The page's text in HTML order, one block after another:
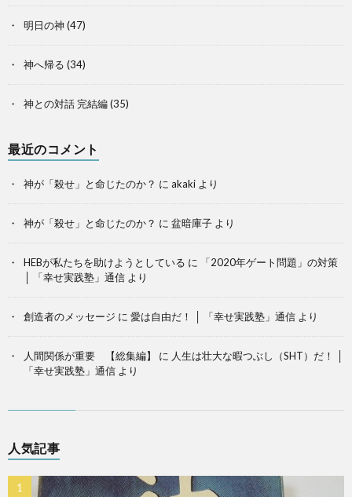
明日の神 (47)
神へ帰る (34)
神との対話 完結編(35)
最近のコメント
神が「殺せ」と命じたのか？ に akaki より
神が「殺せ」と命じたのか？ に 盆暗庫子 より
HEBが私たちを助けようとしている に
「2020年ゲート問題」の対策
│ 「幸せ実践塾」通信 より
創造者のメッセージ に 愛は自由だ！ │ 「幸せ実践塾」通信 より
人間関係が重要 【総集編】 に 人生は壮大な暇つぶし（SHT）だ！ │
「幸せ実践塾」通信 より
人気記事